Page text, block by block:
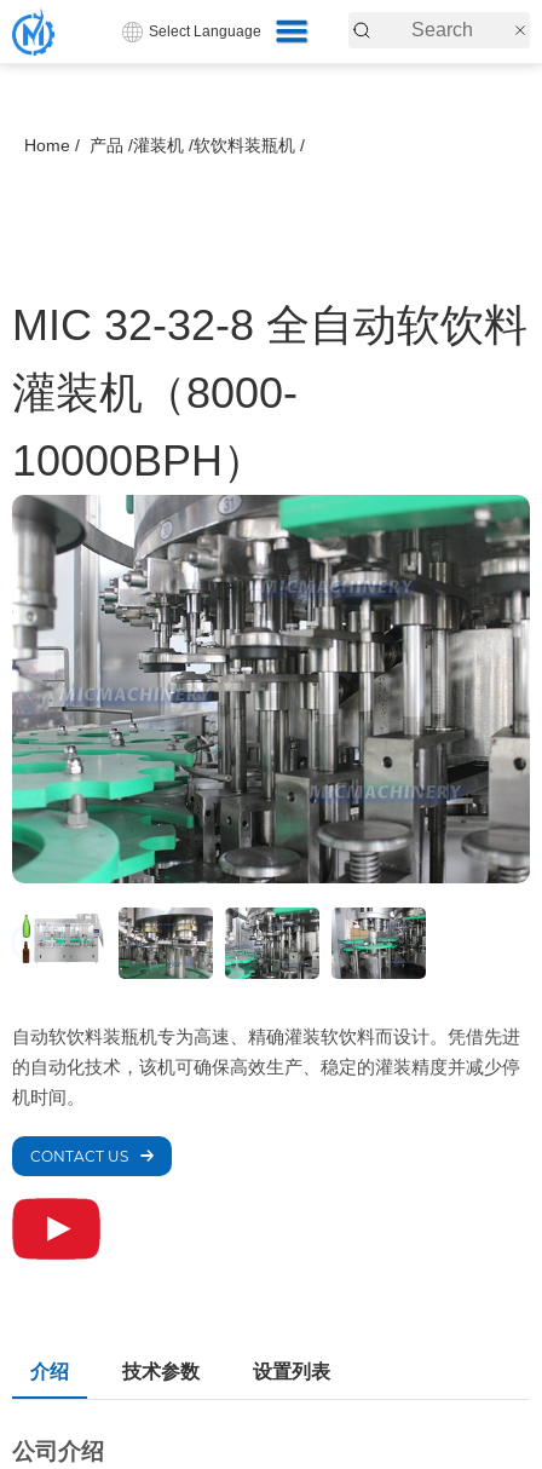
Select Language
Home / 产品 /灌装机 /软饮料装瓶机 /
MIC 32-32-8 全自动软饮料
灌装机（8000-
10000BPH）
自动软饮料装瓶机专为高速、精确灌装软饮料而设计。凭借先进
的自动化技术，该机可确保高效生产、稳定的灌装精度并减少停
机时间。
CONTACT US
介绍 技术参数 设置列表
公司介绍